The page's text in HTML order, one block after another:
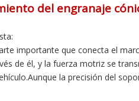
del engranaje
importante que conecta el
de él, y la fuerza motriz se
la precisión del